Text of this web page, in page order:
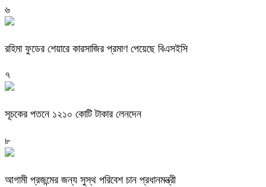
৬
রহিমা ফুডের শেয়ারে কারসাজির প্রমাণ পেয়েছে বিএসইসি
৭
সূচকের পতনে ১২১০ কোটি টাকার লেনদেন
৮
আগামী প্রজন্মের জন্য সুস্থ পরিবেশ চান প্রধানমন্ত্রী